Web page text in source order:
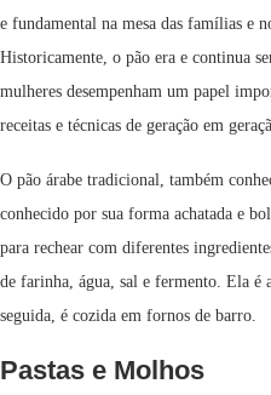
e fundamental na mesa das famílias e
Historicamente, o pão era e continua
mulheres desempenham um papel
receitas e técnicas de geração em
O pão árabe tradicional, também
conhecido por sua forma achatada e
para rechear com diferentes
de farinha, água, sal e fermento. Ela é
seguida, é cozida em fornos de barro.
Pastas e Molhos